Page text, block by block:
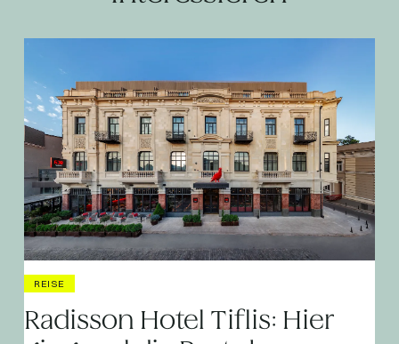
REISE
Radisson Hotel Tiflis: Hier